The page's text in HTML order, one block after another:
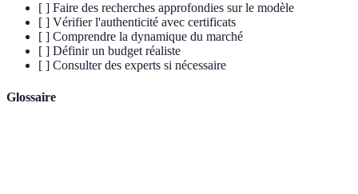
[ ] Faire des recherches approfondies sur le modèle
[ ] Vérifier l'authenticité avec certificats
[ ] Comprendre la dynamique du marché
[ ] Définir un budget réaliste
[ ] Consulter des experts si nécessaire
Glossaire